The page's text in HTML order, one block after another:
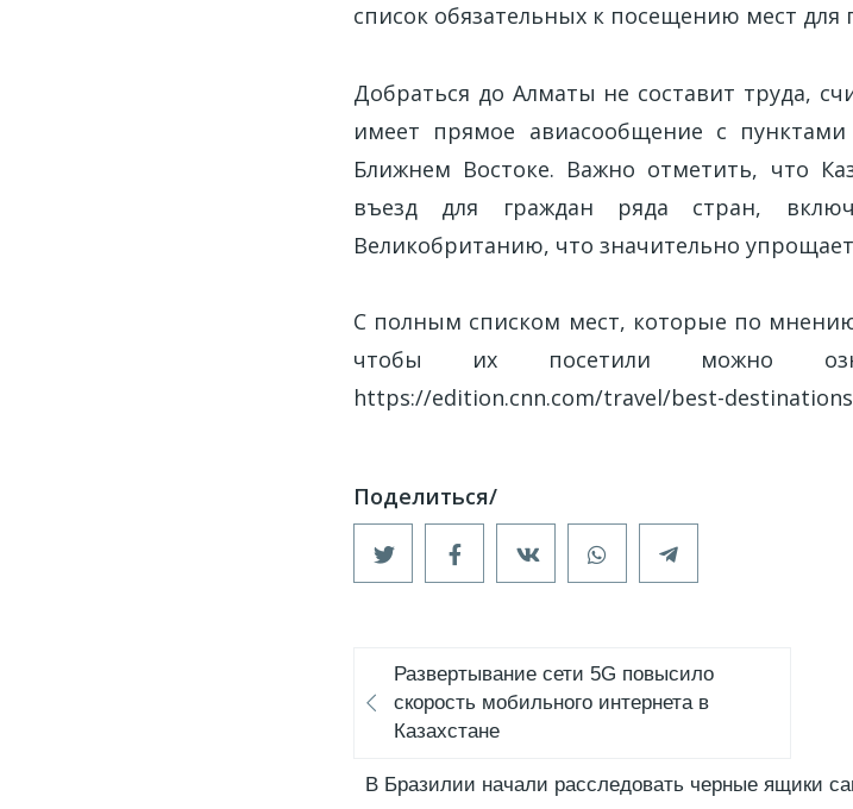
список обязательных к посещению мест для
Добраться до Алматы не составит труда,
имеет прямое авиасообщение с
Ближнем Востоке. Важно отметить, что
въезд для граждан ряда стран,
Великобританию, что значительно
С полным списком мест, которые по
чтобы их посетили можно
https://edition.cnn.com/travel/best-
Развертывание сети 5G повысило
скорость мобильного интернета в
Казахстане
В Бразилии начали расследовать черные ящики